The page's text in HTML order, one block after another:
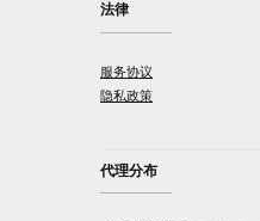
法律
服务协议
隐私政策
代理分布